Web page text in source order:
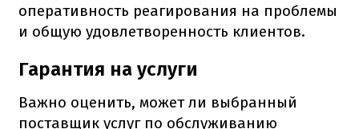
оперативность реагирования на проблемы
и общую удовлетворенность клиентов.
Гарантия на услуги
Важно оценить, может ли выбранный
поставщик услуг по обслуживанию